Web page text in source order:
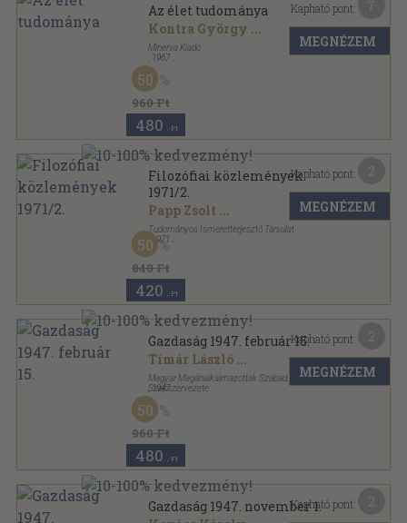
Az élet tudománya
Kontra György ...
Minerva Kiadó
1967
Fűzött papírkötés
Minerva zsebkönyvek sorozat
960 Ft
50
480 ,-Ft
Kapható pont:
MEGNÉZEM
Filozófiai közlemények
1971/2.
Papp Zsolt ...
Tudományos Ismeretterjesztő Társulat
, 1971
Tűzött kötés
Filozófiai közlemények sorozat
840 Ft
50
420 ,-Ft
Kapható pont:
MEGNÉZEM
Gazdaság 1947. február 15.
Tímár László ...
Magyar Magánalkalmazottak Szabad
Szakszervezete
,1947
Tűzött kötés
Gazdaság sorozat
960 Ft
50
480 ,-Ft
Kapható pont:
MEGNÉZEM
Gazdaság 1947. november 1.Kapható pont: